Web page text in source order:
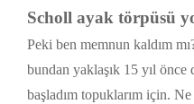
Scholl ayak törpüsü
Peki ben memnun kaldım
bundan yaklaşık 15 yıl
başladım topuklarım için.